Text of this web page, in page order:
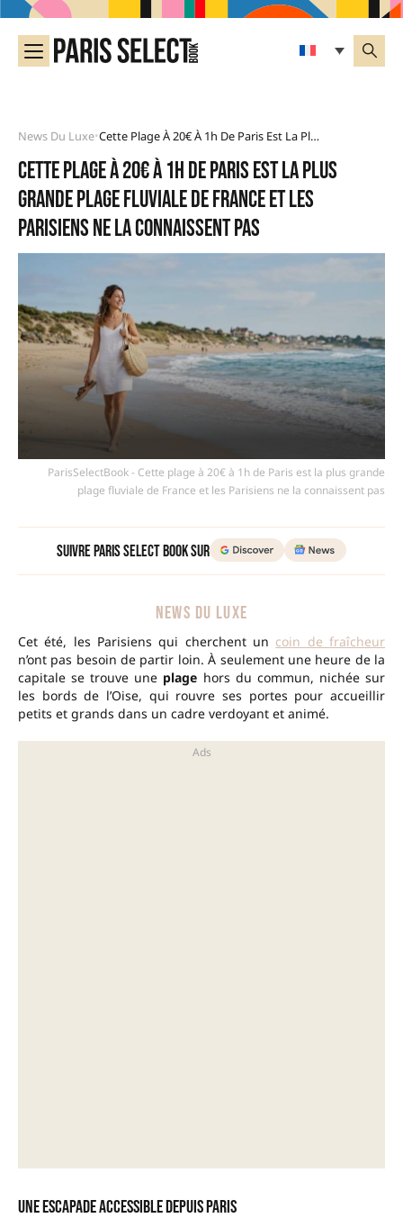
News Du Luxe• Cette Plage À 20€ À 1h De Paris Est La Plus Grande Plage Fluviale De France Et Les Parisiens Ne La Connaissent Pas
Cette plage à 20€ à 1h de Paris est la plus
grande plage fluviale de France et les
Parisiens ne la connaissent pas
ParisSelectBook - Cette plage à 20€ à 1h de Paris est la plus grande
plage fluviale de France et les Parisiens ne la connaissent pas
Suivre Paris Select Book sur
NEWS DU LUXE
Cet été, les Parisiens qui cherchent un coin de fraîcheur
n’ont pas besoin de partir loin. À seulement une heure de la
capitale se trouve une plage hors du commun, nichée sur
les bords de l’Oise, qui rouvre ses portes pour accueillir
petits et grands dans un cadre verdoyant et animé.
Une escapade accessible depuis Paris